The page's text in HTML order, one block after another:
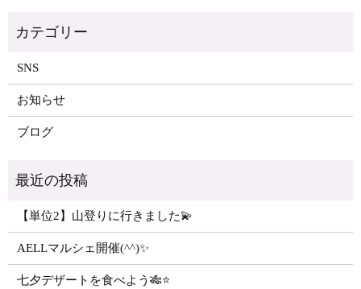
SNS
お知らせ
ブログ
【単位2】山登りに行きました💫
AELLマルシェ開催(^^)✨
七夕デザートを食べよう🎋⭐️